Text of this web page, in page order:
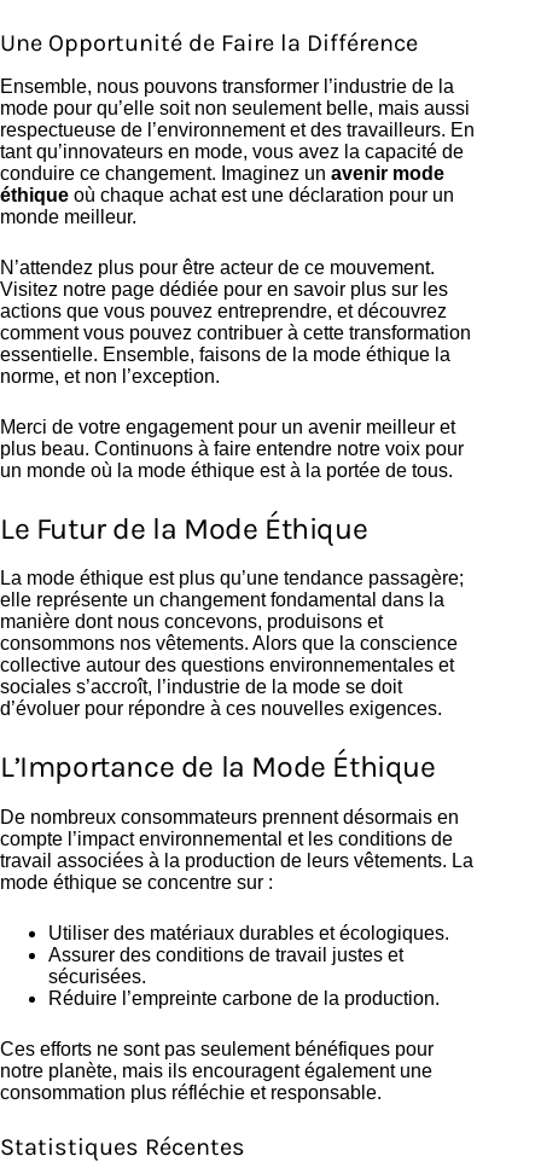
Une Opportunité de Faire la Différence
Ensemble, nous pouvons transformer l’industrie de la
mode pour qu’elle soit non seulement belle, mais aussi
respectueuse de l’environnement et des travailleurs. En
tant qu’innovateurs en mode, vous avez la capacité de
conduire ce changement. Imaginez un avenir mode
éthique où chaque achat est une déclaration pour un
monde meilleur.
N’attendez plus pour être acteur de ce mouvement.
Visitez notre page dédiée pour en savoir plus sur les
actions que vous pouvez entreprendre, et découvrez
comment vous pouvez contribuer à cette transformation
essentielle. Ensemble, faisons de la mode éthique la
norme, et non l’exception.
Merci de votre engagement pour un avenir meilleur et
plus beau. Continuons à faire entendre notre voix pour
un monde où la mode éthique est à la portée de tous.
Le Futur de la Mode Éthique
La mode éthique est plus qu’une tendance passagère;
elle représente un changement fondamental dans la
manière dont nous concevons, produisons et
consommons nos vêtements. Alors que la conscience
collective autour des questions environnementales et
sociales s’accroît, l’industrie de la mode se doit
d’évoluer pour répondre à ces nouvelles exigences.
L’Importance de la Mode Éthique
De nombreux consommateurs prennent désormais en
compte l’impact environnemental et les conditions de
travail associées à la production de leurs vêtements. La
mode éthique se concentre sur :
Utiliser des matériaux durables et écologiques.
Assurer des conditions de travail justes et
sécurisées.
Réduire l’empreinte carbone de la production.
Ces efforts ne sont pas seulement bénéfiques pour
notre planète, mais ils encouragent également une
consommation plus réfléchie et responsable.
Statistiques Récentes